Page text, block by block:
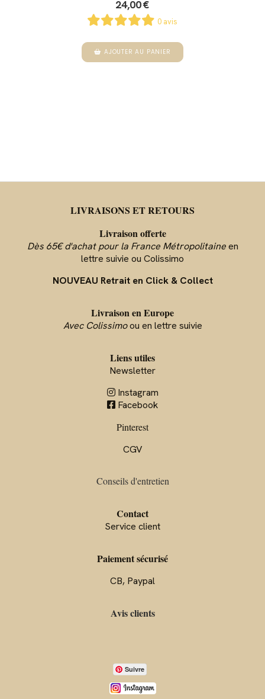
24,00€
0 avis
AJOUTER AU PANIER
LIVRAISONS ET RETOURS
Livraison offerte
Dès 65€ d'achat pour la France Métropolitaineen
lettre suivie ou Colissimo
NOUVEAU Retrait en Click & Collect
Livraison en Europe
Avec Colissimoou en lettre suivie
Liens utiles
Newsletter
Instagram
 Facebook
Pinterest
CGV
Conseils d'entretien
Contact
Service client
Paiement sécurisé
CB, Paypal
Avis clients
Suivre